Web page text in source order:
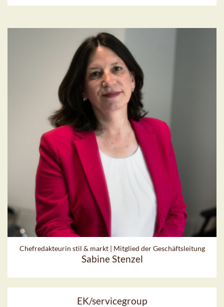
Chefredakteurin stil & markt | Mitglied der Geschäftsleitung
Sabine Stenzel
EK/servicegroup